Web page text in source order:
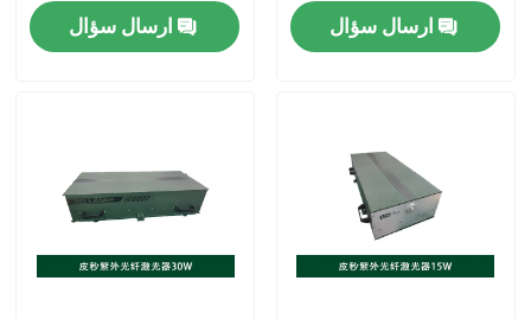
تور کارخانه
با ما تماس بگیرید
درخواست نقل قول
ارسال سؤال ارسال سؤال